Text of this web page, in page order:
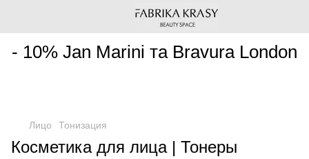
- 10% Jan Marini та Bravura London
Лицо Тонизация
Косметика для лица | Тонеры